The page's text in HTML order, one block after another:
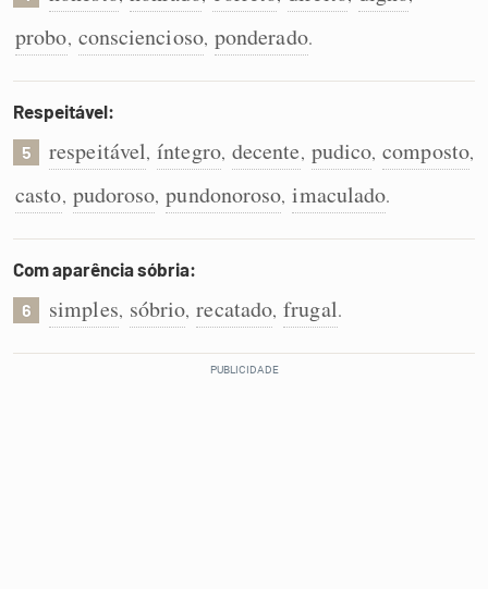
probo, consciencioso, ponderado.
Respeitável:
5 respeitável, íntegro, decente, pudico, composto,
casto, pudoroso, pundonoroso, imaculado.
Com aparência sóbria:
6 simples, sóbrio, recatado, frugal.